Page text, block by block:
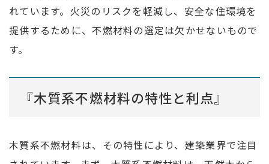
れています。火災のリスクを軽減し、安全な住環境を
提供するために、不燃材料の選定は欠かせないもので
す。
『木質系不燃材料の特性と利点』
木質系不燃材料は、その特性により、建築業界で注目